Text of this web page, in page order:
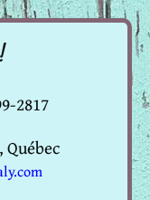
2817